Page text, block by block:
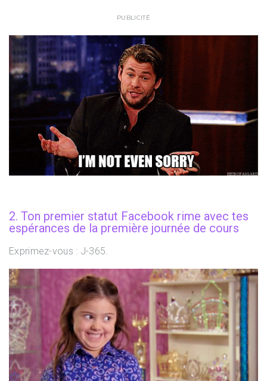
PUBLICITÉ
2. Ton premier statut Facebook rime avec tes
espérances de la première journée de cours
Exprimez-vous : J-365.